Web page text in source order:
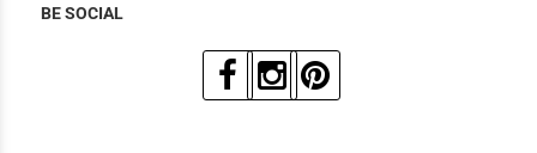
BE SOCIAL